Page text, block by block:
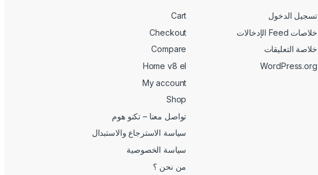
تسجيل الدخول
خلاصات Feed الإدخالات
خلاصة التعليقات
WordPress.org
Cart
Checkout
Compare
Home v8 el
My account
Shop
تواصل معنا – تكنو هوم
سياسة الاسترجاع والاستبدال
سياسة الخصوصية
من نحن ؟